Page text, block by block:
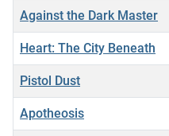
Against the Dark Master
Heart: The City Beneath
Pistol Dust
Apotheosis